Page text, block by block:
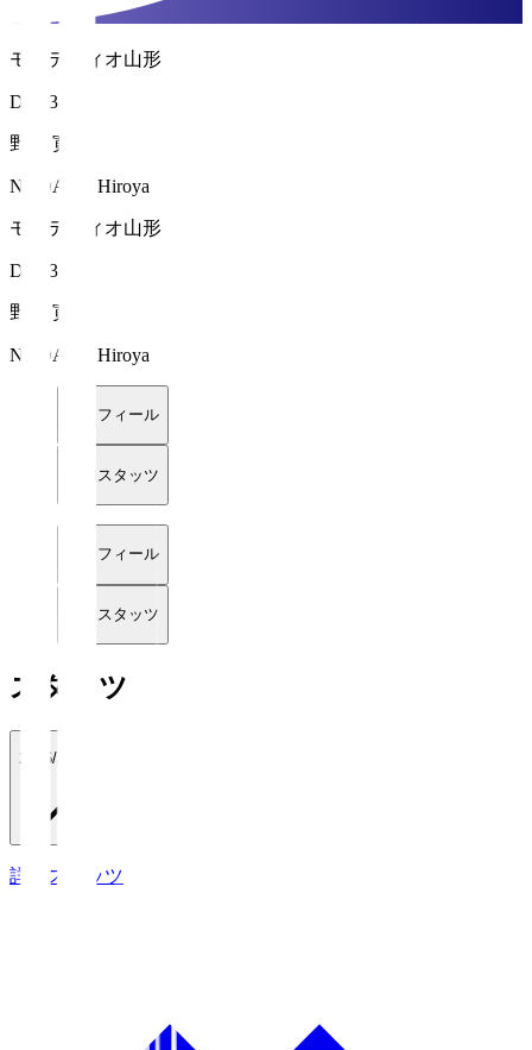
モンテディオ山形
DF 13
野嶽 寛也
NODAKE Hiroya
モンテディオ山形
DF 13
野嶽 寛也
NODAKE Hiroya
プロフィール
詳細スタッツ
プロフィール
詳細スタッツ
スタッツ
2026/27
詳細スタッツ